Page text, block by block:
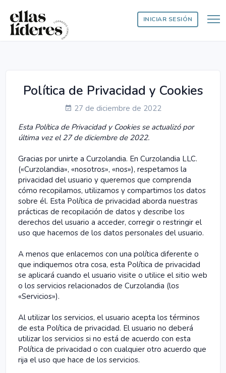
INICIAR SESIÓN
Política de Privacidad y Cookies
27 de diciembre de 2022
Esta Política de Privacidad y Cookies se actualizó por
última vez el 27 de diciembre de 2022.
Gracias por unirte a Curzolandia. En Curzolandia LLC.
(«Curzolandia», «nosotros», «nos»), respetamos la
privacidad del usuario y queremos que comprenda
cómo recopilamos, utilizamos y compartimos los datos
sobre él. Esta Política de privacidad aborda nuestras
prácticas de recopilación de datos y describe los
derechos del usuario a acceder, corregir o restringir el
uso que hacemos de los datos personales del usuario.
A menos que enlacemos con una política diferente o
que indiquemos otra cosa, esta Política de privacidad
se aplicará cuando el usuario visite o utilice el sitio web
o los servicios relacionados de Curzolandia (los
«Servicios»).
Al utilizar los servicios, el usuario acepta los términos
de esta Política de privacidad. El usuario no deberá
utilizar los servicios si no está de acuerdo con esta
Política de privacidad o con cualquier otro acuerdo que
rija el uso que hace de los servicios.